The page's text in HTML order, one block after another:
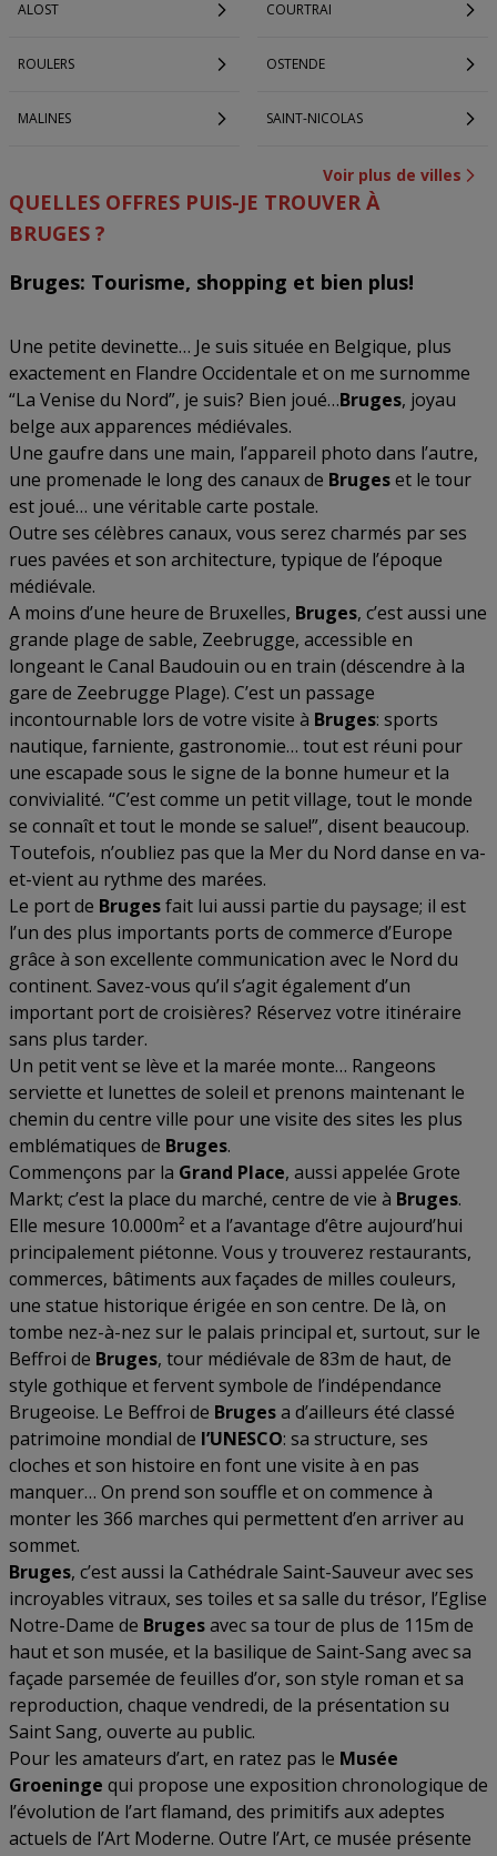
ALOST COURTRAI
ROULERS OSTENDE
MALINES SAINT-NICOLAS
Voir plus de villes
QUELLES OFFRES PUIS-JE TROUVER À
BRUGES ?
Bruges: Tourisme, shopping et bien plus!
Une petite devinette… Je suis située en Belgique, plus
exactement en Flandre Occidentale et on me surnomme
“La Venise du Nord”, je suis? Bien joué…Bruges, joyau
belge aux apparences médiévales.
Une gaufre dans une main, l’appareil photo dans l’autre,
une promenade le long des canaux de Brugeset le tour
est joué… une véritable carte postale.
Outre ses célèbres canaux, vous serez charmés par ses
rues pavées et son architecture, typique de l’époque
médiévale.
A moins d’une heure de Bruxelles, Bruges, c’est aussi une
grande plage de sable, Zeebrugge, accessible en
longeant le Canal Baudouin ou en train (déscendre à la
gare de Zeebrugge Plage). C’est un passage
incontournable lors de votre visite à Bruges: sports
nautique, farniente, gastronomie… tout est réuni pour
une escapade sous le signe de la bonne humeur et la
convivialité. “C’est comme un petit village, tout le monde
se connaît et tout le monde se salue!”, disent beaucoup.
Toutefois, n’oubliez pas que la Mer du Nord danse en va-
et-vient au rythme des marées.
Le port de Brugesfait lui aussi partie du paysage; il est
l’un des plus importants ports de commerce d’Europe
grâce à son excellente communication avec le Nord du
continent. Savez-vous qu’il s’agit également d’un
important port de croisières? Réservez votre itinéraire
sans plus tarder.
Un petit vent se lève et la marée monte… Rangeons
serviette et lunettes de soleil et prenons maintenant le
chemin du centre ville pour une visite des sites les plus
emblématiques de Bruges.
Commençons par la Grand Place, aussi appelée Grote
Markt; c’est la place du marché, centre de vie à Bruges.
Elle mesure 10.000m² et a l’avantage d’être aujourd’hui
principalement piétonne. Vous y trouverez restaurants,
commerces, bâtiments aux façades de milles couleurs,
une statue historique érigée en son centre. De là, on
tombe nez-à-nez sur le palais principal et, surtout, sur le
Beffroi de Bruges, tour médiévale de 83m de haut, de
style gothique et fervent symbole de l’indépendance
Brugeoise. Le Beffroi de Brugesa d’ailleurs été classé
patrimoine mondial de l’UNESCO: sa structure, ses
cloches et son histoire en font une visite à en pas
manquer… On prend son souffle et on commence à
monter les 366 marches qui permettent d’en arriver au
sommet.
Bruges, c’est aussi la Cathédrale Saint-Sauveur avec ses
incroyables vitraux, ses toiles et sa salle du trésor, l’Eglise
Notre-Dame de Brugesavec sa tour de plus de 115m de
haut et son musée, et la basilique de Saint-Sang avec sa
façade parsemée de feuilles d’or, son style roman et sa
reproduction, chaque vendredi, de la présentation su
Saint Sang, ouverte au public.
Pour les amateurs d’art, en ratez pas le Musée
Groeninge qui propose une exposition chronologique de
l’évolution de l’art flamand, des primitifs aux adeptes
actuels de l’Art Moderne. Outre l’Art, ce musée présente